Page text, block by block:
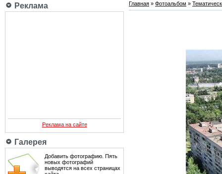
Реклама
Реклама на сайте
Галерея
Добавить фотографию. Пять
новых фотографий
выводятся на всех страницах
Главная » Фотоальбом »